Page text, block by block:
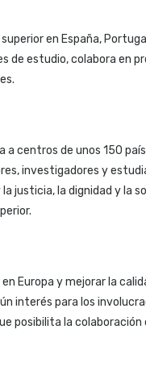
en España,
estudio, colabora en
a centros de unos 150
investigadores y
justicia, la dignidad y la
Europa y mejorar la
interés para los
posibilita la